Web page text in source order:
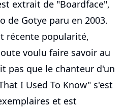
extrait de "Boardface",
de Gotye paru en 2003.
récente popularité,
voulu faire savoir au
pas que le chanteur d'un
I Used To Know" s'est
et est